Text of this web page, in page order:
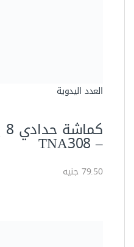
العدد اليدوية
– TNA308
79.50 جنيه